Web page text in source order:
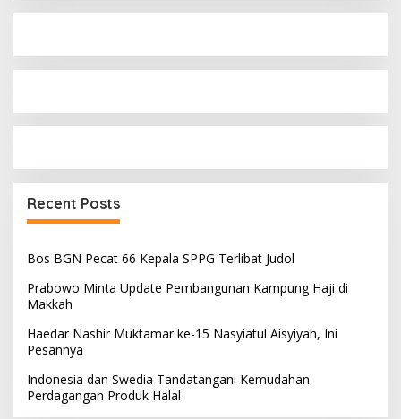
Recent Posts
Bos BGN Pecat 66 Kepala SPPG Terlibat Judol
Prabowo Minta Update Pembangunan Kampung Haji di
Makkah
Haedar Nashir Muktamar ke-15 Nasyiatul Aisyiyah, Ini
Pesannya
Indonesia dan Swedia Tandatangani Kemudahan
Perdagangan Produk Halal